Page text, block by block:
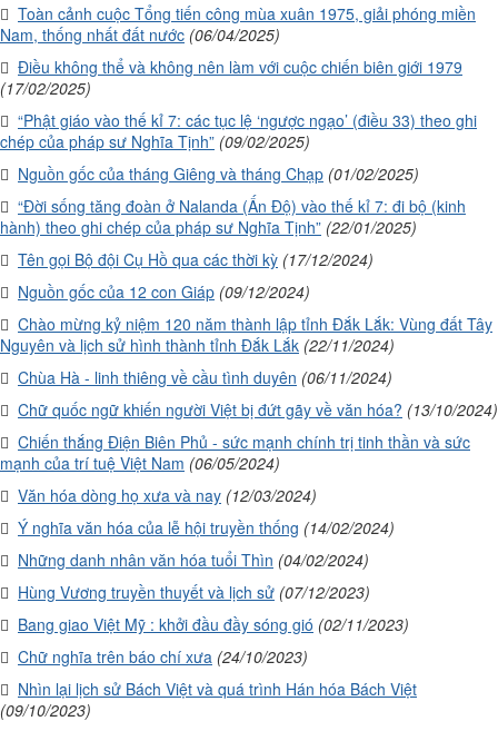
Toàn cảnh cuộc Tổng tiến công mùa xuân 1975, giải phóng miền
Nam, thống nhất đất nước (06/04/2025)
Điều không thể và không nên làm với cuộc chiến biên giới 1979
(17/02/2025)
“Phật giáo vào thế kỉ 7: các tục lệ ‘ngược ngạo’ (điều 33) theo ghi
chép của pháp sư Nghĩa Tịnh” (09/02/2025)
Nguồn gốc của tháng Giêng và tháng Chạp (01/02/2025)
“Đời sống tăng đoàn ở Nalanda (Ấn Độ) vào thế kỉ 7: đi bộ (kinh
hành) theo ghi chép của pháp sư Nghĩa Tịnh” (22/01/2025)
Tên gọi Bộ đội Cụ Hồ qua các thời kỳ (17/12/2024)
Nguồn gốc của 12 con Giáp (09/12/2024)
Chào mừng kỷ niệm 120 năm thành lập tỉnh Đắk Lắk: Vùng đất Tây
Nguyên và lịch sử hình thành tỉnh Đắk Lắk (22/11/2024)
Chùa Hà - linh thiêng về cầu tình duyên (06/11/2024)
Chữ quốc ngữ khiến người Việt bị đứt gãy về văn hóa? (13/10/2024)
Chiến thắng Điện Biên Phủ - sức mạnh chính trị tinh thần và sức
mạnh của trí tuệ Việt Nam (06/05/2024)
Văn hóa dòng họ xưa và nay (12/03/2024)
Ý nghĩa văn hóa của lễ hội truyền thống (14/02/2024)
Những danh nhân văn hóa tuổi Thìn (04/02/2024)
Hùng Vương truyền thuyết và lịch sử (07/12/2023)
Bang giao Việt Mỹ : khởi đầu đầy sóng gió (02/11/2023)
Chữ nghĩa trên báo chí xưa (24/10/2023)
Nhìn lại lịch sử Bách Việt và quá trình Hán hóa Bách Việt
(09/10/2023)